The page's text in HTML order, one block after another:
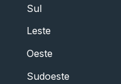
Sul
Leste
Oeste
Sudoeste